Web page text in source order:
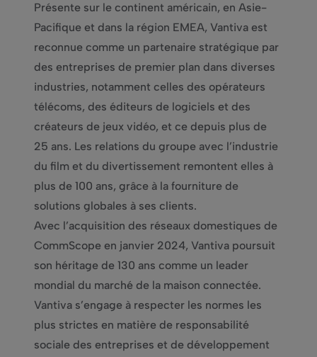
Présente sur le continent américain, en Asie-
Pacifique et dans la région EMEA, Vantiva est
reconnue comme un partenaire stratégique par
des entreprises de premier plan dans diverses
industries, notamment celles des opérateurs
télécoms, des éditeurs de logiciels et des
créateurs de jeux vidéo, et ce depuis plus de
25 ans. Les relations du groupe avec l’industrie
du film et du divertissement remontent elles à
plus de 100 ans, grâce à la fourniture de
solutions globales à ses clients.
Avec l’acquisition des réseaux domestiques de
CommScope en janvier 2024, Vantiva poursuit
son héritage de 130 ans comme un leader
mondial du marché de la maison connectée.
Vantiva s’engage à respecter les normes les
plus strictes en matière de responsabilité
sociale des entreprises et de développement